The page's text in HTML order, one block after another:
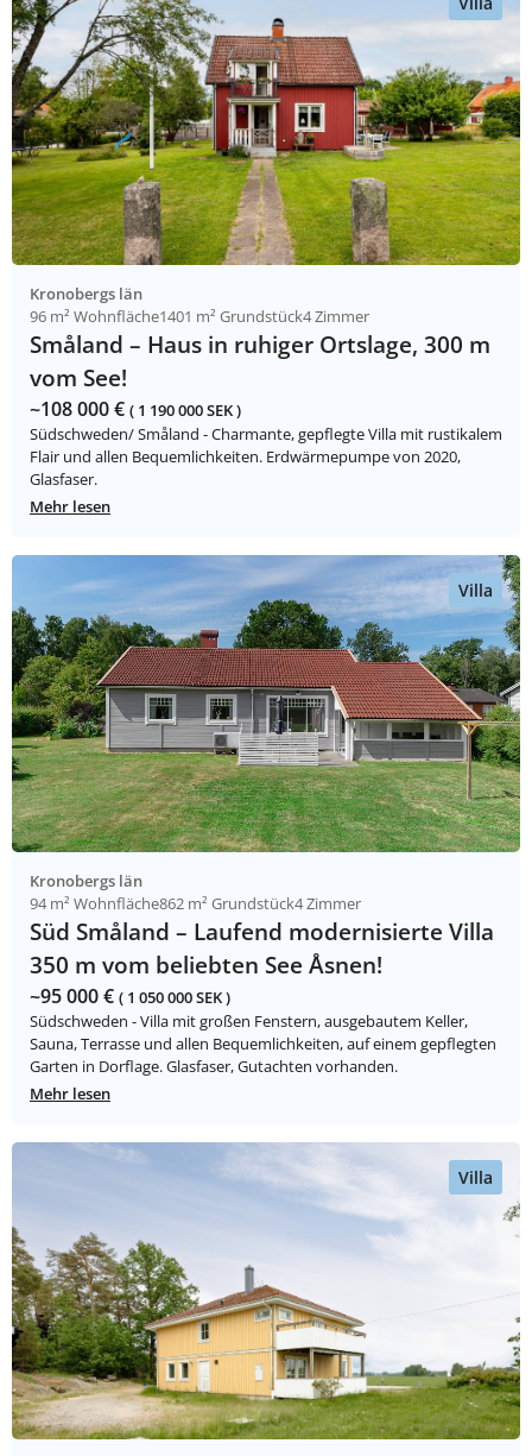
Kronobergs län
96 m² Wohnfläche1401 m² Grundstück4 Zimmer
Småland – Haus in ruhiger Ortslage, 300 m
vom See!
~108 000 € ( 1 190 000 SEK )
Südschweden/ Småland - Charmante, gepflegte Villa mit rustikalem
Flair und allen Bequemlichkeiten. Erdwärmepumpe von 2020,
Glasfaser.
Mehr lesen
Villa
Kronobergs län
94 m² Wohnfläche862 m² Grundstück4 Zimmer
Süd Småland – Laufend modernisierte Villa
350 m vom beliebten See Åsnen!
~95 000 € ( 1 050 000 SEK )
Südschweden - Villa mit großen Fenstern, ausgebautem Keller,
Sauna, Terrasse und allen Bequemlichkeiten, auf einem gepflegten
Garten in Dorflage. Glasfaser, Gutachten vorhanden.
Mehr lesen
Villa